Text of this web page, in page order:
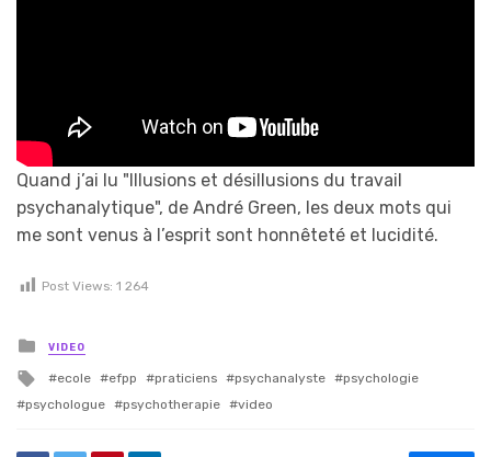
Quand j’ai lu "Illusions et désillusions du travail
psychanalytique", de André Green, les deux mots qui
me sont venus à l’esprit sont honnêteté et lucidité.
Post Views: 1 264
Posted in
VIDEO
Tagged with
ecole efpp praticiens psychanalyste
psychologie
psychologue
psychotherapie video